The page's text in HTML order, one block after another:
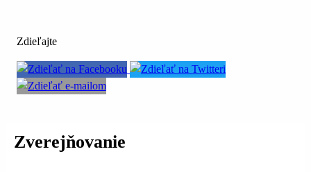
Zdieľajte
Zverejňovanie